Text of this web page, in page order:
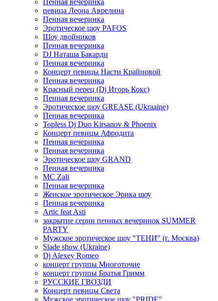
Пенная вечеринка
певица Леона Аврелина
Пенная вечеринка
Эротическое шоу PAFOS
Шоу двойников
Пенная вечеринка
DJ Наташа Бакарди
Пенная вечеринка
Концерт певицы Насти Крайновой
Пенная вечеринка
Красный перец (Dj Игорь Кокс)
Пенная вечеринка
Эротическое шоу GREASE (Ukraaine)
Пенная вечеринка
Topless Dj Duo Kirsanov & Phoenix
Концерт певицы Афродита
Пенная вечеринка
Пенная вечеринка
Эротическое шоу GRAND
Пенная вечеринка
MC Zali
Пенная вечеринка
Женское эротическое Эрика шоу
Пенная вечеринка
Artic feat Asti
закрытие серии пенных вечеринок SUMMER
PARTY
Мужское эротическое шоу "ТЕНИ" (г. Москва)
Slade show (Ukraine)
Dj Alexey Romeo
концерт группы Многоточие
концерт группы Братья Гримм
РУССКИЕ ГВОЗДИ
Концерт певицы Света
Мужское эротическое шоу "PRIDE"